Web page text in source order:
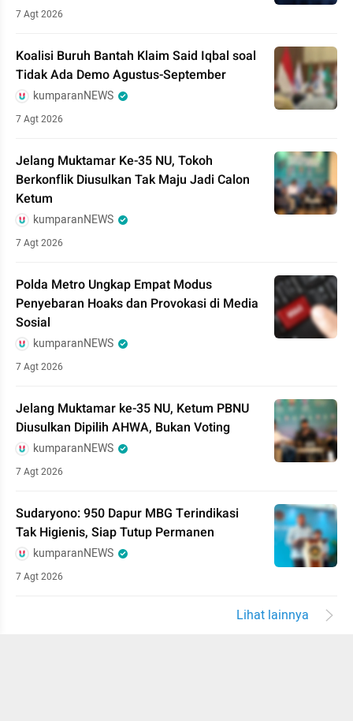
7 Agt 2026
Koalisi Buruh Bantah Klaim Said Iqbal soal
Tidak Ada Demo Agustus-September
kumparanNEWS
7 Agt 2026
Jelang Muktamar Ke-35 NU, Tokoh
Berkonflik Diusulkan Tak Maju Jadi Calon
Ketum
kumparanNEWS
7 Agt 2026
Polda Metro Ungkap Empat Modus
Penyebaran Hoaks dan Provokasi di Media
Sosial
kumparanNEWS
7 Agt 2026
Jelang Muktamar ke-35 NU, Ketum PBNU
Diusulkan Dipilih AHWA, Bukan Voting
kumparanNEWS
7 Agt 2026
Sudaryono: 950 Dapur MBG Terindikasi
Tak Higienis, Siap Tutup Permanen
kumparanNEWS
7 Agt 2026
Lihat lainnya